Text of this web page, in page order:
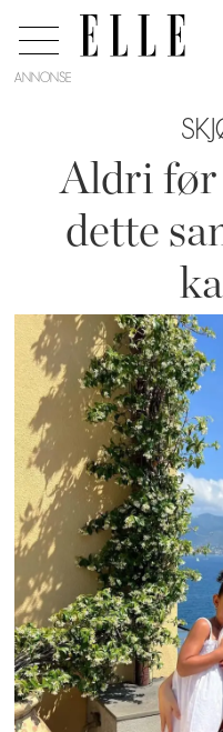
ANNONSE
Aldri før
dette